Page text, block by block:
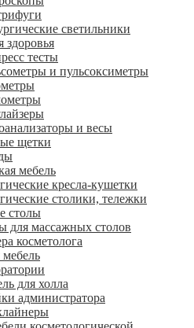
светильники
здоровья
тесты
и пульсоксиметры
и весы
щетки
мебель
кресла-кушетки
столики, тележки
столы
для массажных столов
косметолога
для холла
администратора